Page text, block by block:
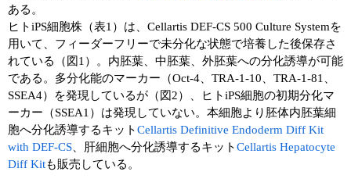
ある。
ヒトiPS細胞株（表1）は、Cellartis DEF-CS 500 Culture Systemを
用いて、フィーダーフリーで未分化な状態で培養した後保存さ
れている（図1）。内胚葉、中胚葉、外胚葉への分化誘導が可能
である。多分化能のマーカー（Oct-4、TRA-1-10、TRA-1-81、
SSEA4）を発現しているが（図2）、ヒトiPS細胞の初期分化マ
ーカー（SSEA1）は発現していない。本細胞より胚体内胚葉細
胞へ分化誘導するキットCellartis Definitive Endoderm Diff Kit
with DEF-CS 、肝細胞へ分化誘導するキットCellartis Hepatocyte
Diff Kitも販売している。